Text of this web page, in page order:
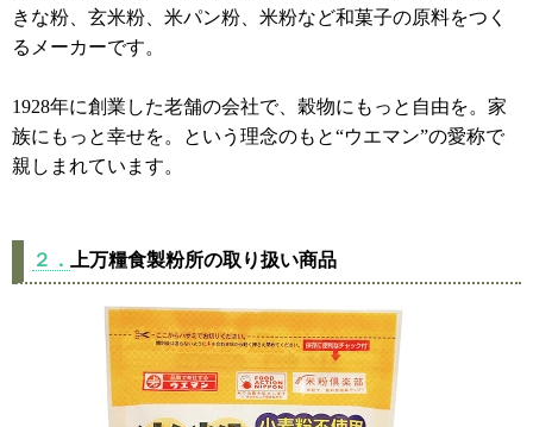
きな粉、玄米粉、米パン粉、米粉など和菓子の原料をつく
るメーカーです。
1928年に創業した老舗の会社で、穀物にもっと自由を。家
族にもっと幸せを。という理念のもと“ウエマン”の愛称で
親しまれています。
２． 上万糧食製粉所の取り扱い商品